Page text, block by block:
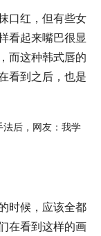
口红，但有些女
看起来嘴巴很显
而这种韩式唇的
看到之后，也是
时候，应该全都
在看到这样的画